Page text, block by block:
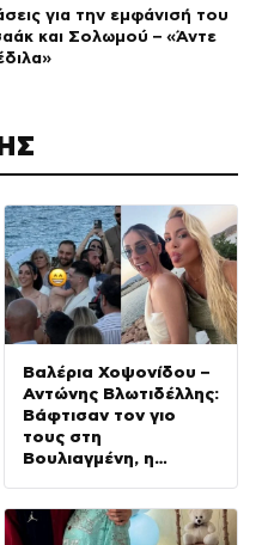
για την εμφάνισή του
και Σολωμού – «Άντε
Βαλέρια Χοψονίδου –
Αντώνης Βλωτιδέλλης:
Βάφτισαν τον γιο
τους στη
Βουλιαγμένη, η
καλεσμένοι